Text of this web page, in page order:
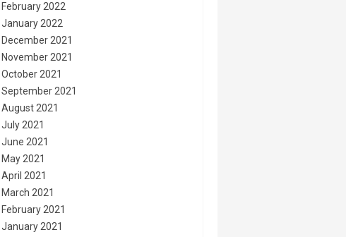
February 2022
January 2022
December 2021
November 2021
October 2021
September 2021
August 2021
July 2021
June 2021
May 2021
April 2021
March 2021
February 2021
January 2021